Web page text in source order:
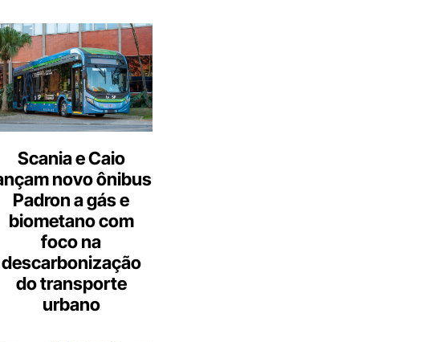
Scania e Caio
novo ônibus
Padron a gás e
biometano com
foco na
descarbonização
do transporte
urbano